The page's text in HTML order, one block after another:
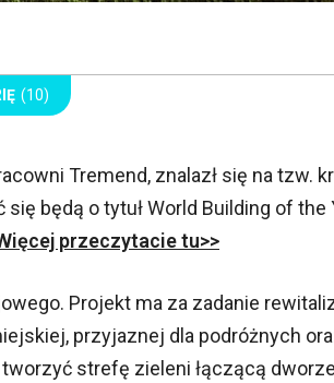
(10)
Tremend, znalazł się na tzw.
będą o tytuł World Building of the
przeczytacie tu>>
Projekt ma za zadanie
przyjaznej dla podróżnych
strefę zieleni łączącą